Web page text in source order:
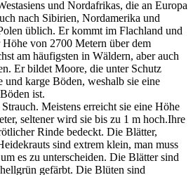
und Nordafrikas, die an Europa
nach Sibirien, Nordamerika und
üblich. Er kommt im Flachland und
von 2700 Metern über dem
am häufigsten in Wäldern, aber auch
Er bildet Moore, die unter Schutz
und karge Böden, weshalb sie eine
ist.
Meistens erreicht sie eine Höhe
seltener wird sie bis zu 1 m hoch.Ihre
Rinde bedeckt. Die Blätter,
sind extrem klein, man muss
es zu unterscheiden. Die Blätter sind
gefärbt. Die Blüten sind